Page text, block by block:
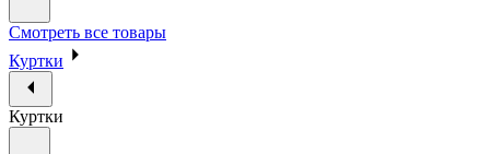
Смотреть все товары
Куртки
Куртки